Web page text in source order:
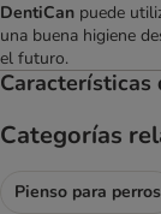
DentiCan puede
una buena higiene
el futuro.
Características
Categorías
Pienso para perros